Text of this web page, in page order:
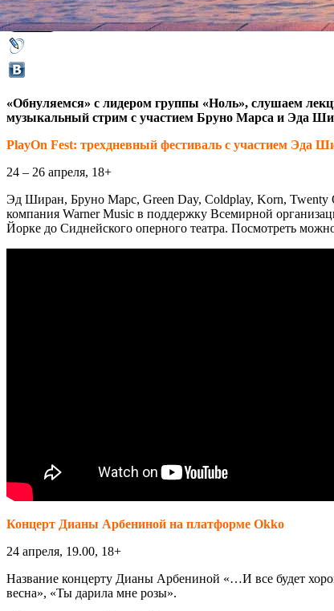
«Обнуляемся» с лидером группы «Ноль», слушаем
музыкальный стрим с участием Бруно Марса и Эда
PlayOn Fest: трехдневный фестиваль с участием Эда
24 – 26 апреля, 18+
Эд Ширан, Бруно Марс, Green Day, Coldplay, Korn, Twenty
компания Warner Music в поддержку Всемирной
Йорке до Сиднейского оперного театра. Посмотреть
Концерт Дианы Арбениной на платформе Okko
24 апреля, 19.00, 18+
Название концерту Дианы Арбениной «…И все будет
весна», «Ты дарила мне розы».